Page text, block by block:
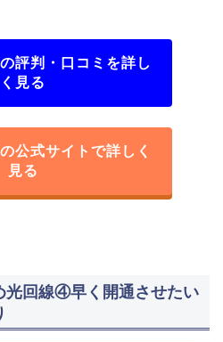
評判・口コミを詳し
く見る
公式サイトで詳しく
見る
光回線④早く開通させたい